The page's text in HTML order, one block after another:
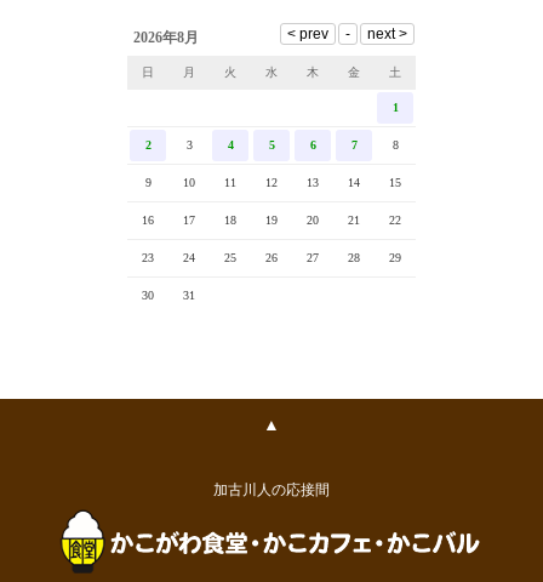
2026年8月
日 月 火 水 木 金 土
1
2 3 4 5 6 7 8
9 10 11 12 13 14 15
16 17 18 19 20 21 22
23 24 25 26 27 28 29
30 31
▲
加古川人の応接間